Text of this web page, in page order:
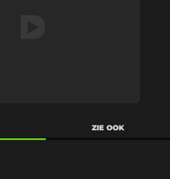
ZIE OOK